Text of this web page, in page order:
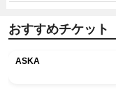
おすすめチケット
ASKA